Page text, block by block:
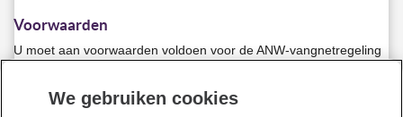
Voorwaarden
U moet aan voorwaarden voldoen voor de ANW-vangnetregeling
aan bepaalde voorwaarden voldoen voor de uitkering. Soms is er
een medische check nodig.
We gebruiken cookies